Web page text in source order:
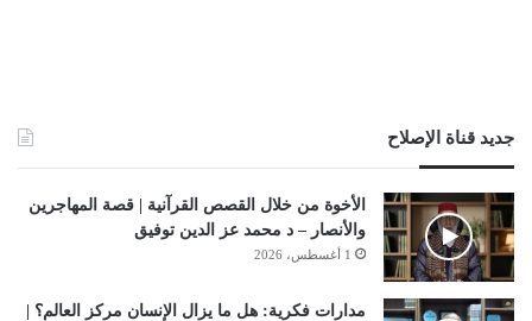
جديد قناة الإصلاح
الأخوة من خلال القصص القرآنية | قصة المهاجرين
والأنصار – د محمد عز الدين توفيق
1 أغسطس، 2026
مدارات فكرية: هل ما يزال الإنسان مركز العالم؟ |